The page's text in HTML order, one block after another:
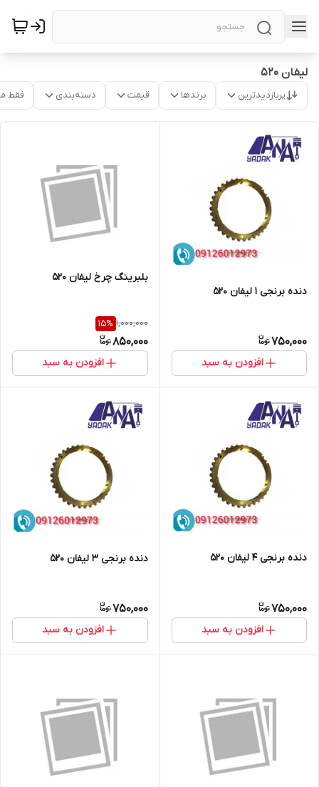
لیفان 520
پربازدیدترین برندها قیمت دسته‌بندی فقط
دنده برنجی 1 لیفان 520
750,000
افزودن به سبد
بلبرینگ چرخ لیفان 520
1,000,000
15%
850,000
افزودن به سبد
دنده برنجی 4 لیفان 520
750,000
افزودن به سبد
دنده برنجی 3 لیفان 520
750,000
افزودن به سبد